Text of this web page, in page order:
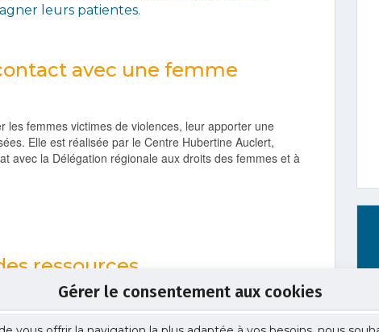
Gérer le consentement aux cookies
leurs patientes.
avec une femme
les femmes victimes de violences, leur apporter une
Elle est réalisée par le Centre Hubertine Auclert,
avec la Délégation régionale aux droits des femmes et à
ressources